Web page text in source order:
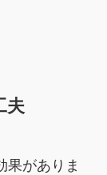
夫
果がありま